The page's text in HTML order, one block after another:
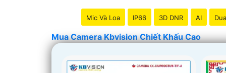
Mic Và Loa IP66 3D DNR AI
Mua Camera Kbvision Chiết Khấu Cao